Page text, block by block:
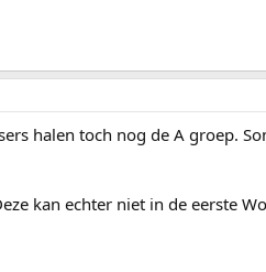
halen toch nog de A groep.
kan echter niet in de eerste